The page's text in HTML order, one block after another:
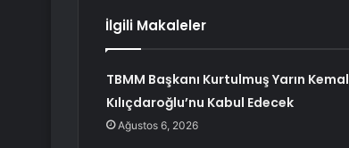
İlgili Makaleler
TBMM Başkanı Kurtulmuş Yarın Kemal
Kılıçdaroğlu’nu Kabul Edecek
Ağustos 6, 2026